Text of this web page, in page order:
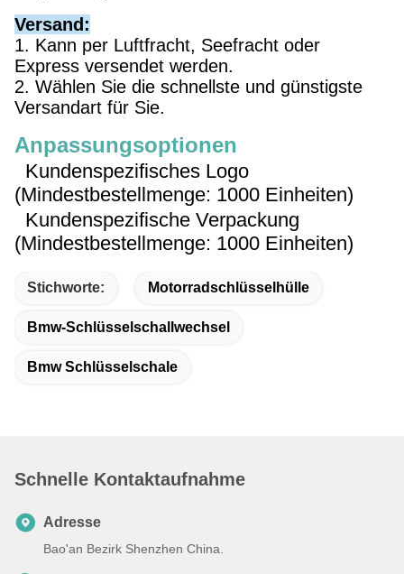
Versand:
1. Kann per Luftfracht, Seefracht oder
Express versendet werden.
2. Wählen Sie die schnellste und günstigste
Versandart für Sie.
Anpassungsoptionen
Kundenspezifisches Logo
(Mindestbestellmenge: 1000 Einheiten)
Kundenspezifische Verpackung
(Mindestbestellmenge: 1000 Einheiten)
Stichworte: Motorradschlüsselhülle
Bmw-Schlüsselschallwechsel
Bmw Schlüsselschale
Schnelle Kontaktaufnahme
Adresse
Bao'an Bezirk Shenzhen China.